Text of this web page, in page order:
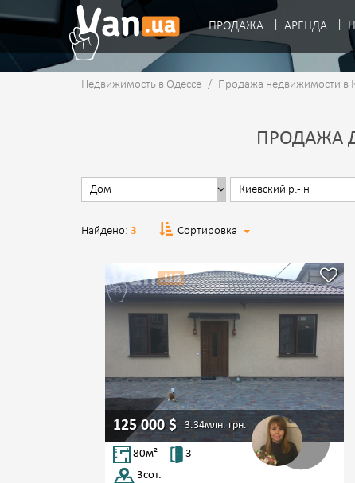
ПРОДАЖА АРЕНДА
Недвижимость в Одессе / Продажа недвижимости в
ПРОДАЖА
Найдено: 3 Сортировка
125 000$ 3.34млн. грн.
80м²
3
3сот.